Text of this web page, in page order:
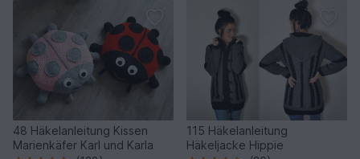
48 Häkelanleitung Kissen
Marienkäfer Karl und Karla
115 Häkelanleitung
Häkeljacke Hippie